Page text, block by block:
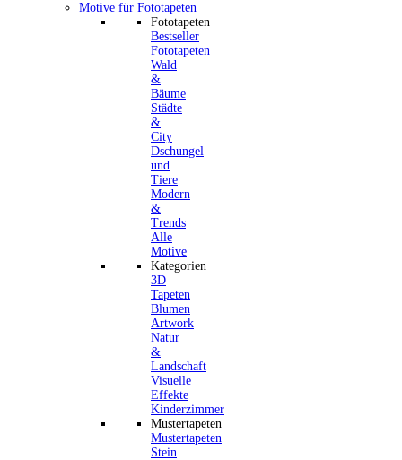
Motive für Fototapeten
Fototapeten
Bestseller
Fototapeten
Wald
&
Bäume
Städte
&
City
Dschungel
und
Tiere
Modern
&
Trends
Alle
Motive
Kategorien
3D
Tapeten
Blumen
Artwork
Natur
&
Landschaft
Visuelle
Effekte
Kinderzimmer
Mustertapeten
Mustertapeten
Stein